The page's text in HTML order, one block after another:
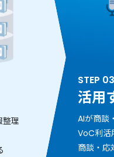
整理
STEP 03
活用
AIが商談
VoC利活
商談・応